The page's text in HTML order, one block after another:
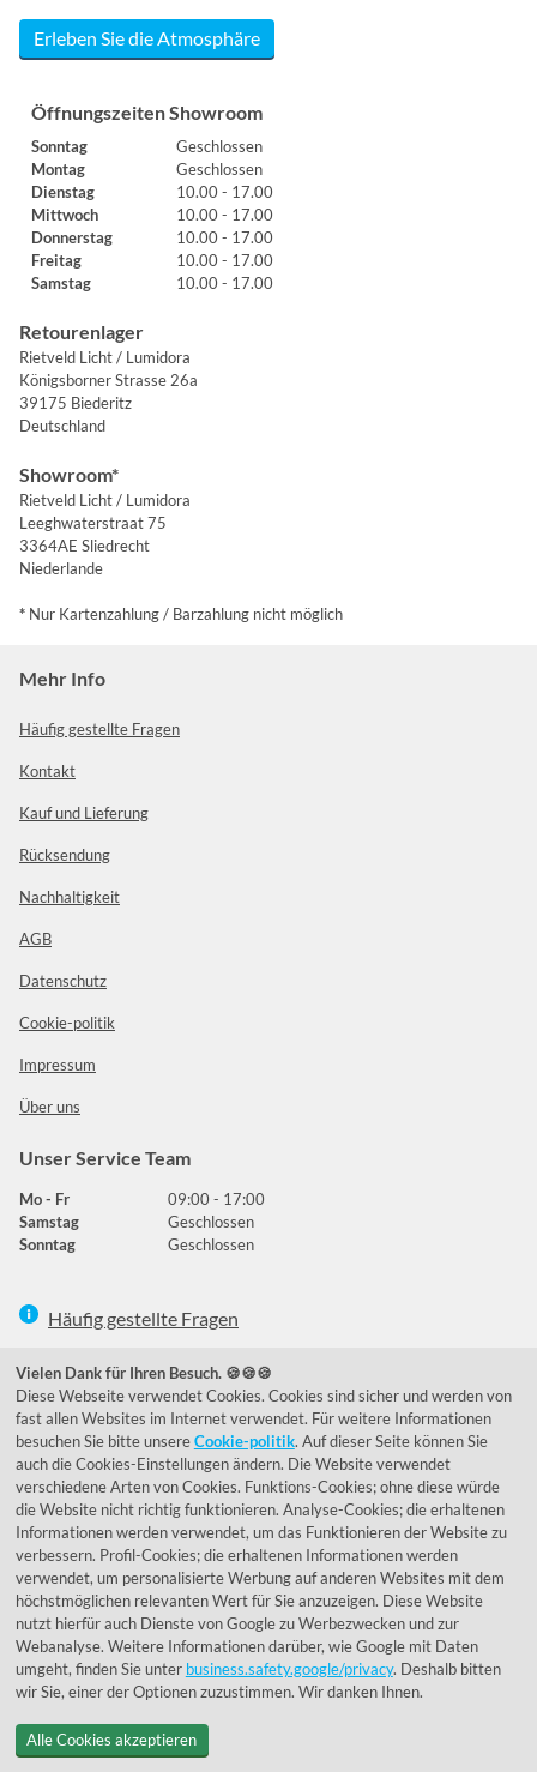
Erleben Sie die Atmosphäre
Öffnungszeiten Showroom
Sonntag
Geschlossen
Montag
Geschlossen
Dienstag
10.00 - 17.00
Mittwoch
10.00 - 17.00
Donnerstag
10.00 - 17.00
Freitag
10.00 - 17.00
Samstag
10.00 - 17.00
Retourenlager
Rietveld Licht / Lumidora
Königsborner Strasse 26a
39175 Biederitz
Deutschland
Showroom*
Rietveld Licht / Lumidora
Leeghwaterstraat 75
3364AE Sliedrecht
Niederlande
* Nur Kartenzahlung / Barzahlung nicht möglich
Mehr Info
Häufig gestellte Fragen
Kontakt
Kauf und Lieferung
Rücksendung
Nachhaltigkeit
AGB
Datenschutz
Cookie-politik
Impressum
Über uns
Unser Service Team
Mo - Fr
09:00 - 17:00
Samstag
Geschlossen
Sonntag
Geschlossen
Häufig gestellte Fragen
039292 - 678215
de@lumidora.com
FacebookInstagram
Kundenmeinungen
Exzellent - eKomi.de
© 1955 - 2026 Lumidora
Vielen Dank für Ihren Besuch. 🍪🍪🍪
Diese Webseite verwendet Cookies. Cookies sind sicher und werden von
fast allen Websites im Internet verwendet. Für weitere Informationen
besuchen Sie bitte unsereCookie-politik. Auf dieser Seite können Sie
auch die Cookies-Einstellungen ändern. Die Website verwendet
verschiedene Arten von Cookies. Funktions-Cookies; ohne diese würde
die Website nicht richtig funktionieren. Analyse-Cookies; die erhaltenen
Informationen werden verwendet, um das Funktionieren der Website zu
verbessern. Profil-Cookies; die erhaltenen Informationen werden
verwendet, um personalisierte Werbung auf anderen Websites mit dem
höchstmöglichen relevanten Wert für Sie anzuzeigen. Diese Website
nutzt hierfür auch Dienste von Google zu Werbezwecken und zur
Webanalyse. Weitere Informationen darüber, wie Google mit Daten
umgeht, finden Sie unter business.safety.google/privacy. Deshalb bitten
wir Sie, einer der Optionen zuzustimmen. Wir danken Ihnen.
Alle Cookies akzeptieren